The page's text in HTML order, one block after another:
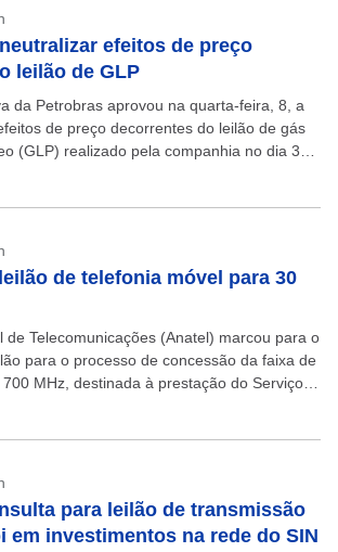
efeitos de preço
leilão de GLP
da Petrobras aprovou na quarta-feira, 8, a
de preço decorrentes do leilão de gás
(GLP) realizado pela companhia no dia 31
de telefonia móvel para 30
de Telecomunicações (Anatel) marcou para o
para o processo de concessão da faixa de
MHz, destinada à prestação do Serviço
para leilão de transmissão
em investimentos na rede do SIN